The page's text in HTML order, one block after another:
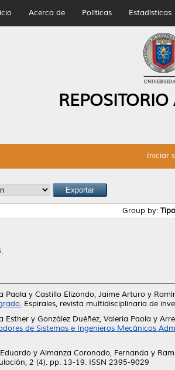
Acerca de Políticas Estadísticas
Iniciar
Group by:
.
Paola y Castillo Elizondo, Jaime Arturo y
Espirales, revista multidisciplinaria de
Esther y González Duéñez, Valeria Paola y
de Sistemas e Ingenieros Mecánicos
y Almanza Coronado, Fernanda y
2 (4). pp. 13-19. ISSN 2395-9029